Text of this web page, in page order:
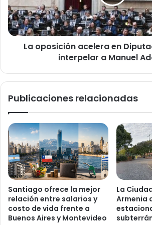
t
e
l
r
l
r
e
c
e
l
i
n
c
s
i
c
i
a
e
n
D
i
u
t
a
La oposición acelera en
interpelar a Manuel
Publicaciones relacionadas
Santiago ofrece la mejor
relación entre salarios y
costo de vida frente a
Buenos Aires y Montevideo
La
Armenia